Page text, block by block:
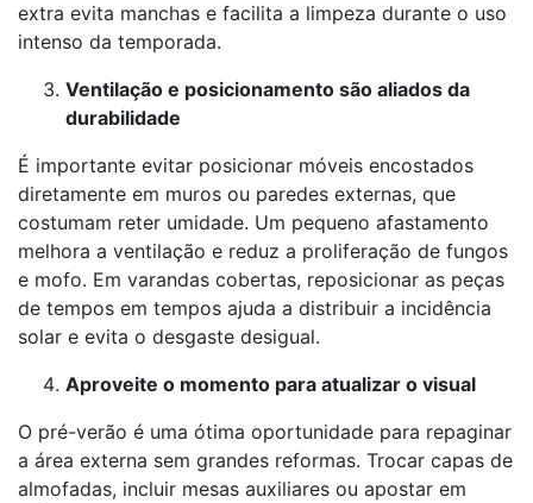
extra evita manchas e facilita a limpeza durante o uso
intenso da temporada.
Ventilação e posicionamento são aliados da
durabilidade
É importante evitar posicionar móveis encostados
diretamente em muros ou paredes externas, que
costumam reter umidade. Um pequeno afastamento
melhora a ventilação e reduz a proliferação de fungos
e mofo. Em varandas cobertas, reposicionar as peças
de tempos em tempos ajuda a distribuir a incidência
solar e evita o desgaste desigual.
Aproveite o momento para atualizar o visual
O pré-verão é uma ótima oportunidade para repaginar
a área externa sem grandes reformas. Trocar capas de
almofadas, incluir mesas auxiliares ou apostar em